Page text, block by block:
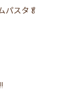
パスタ🥬